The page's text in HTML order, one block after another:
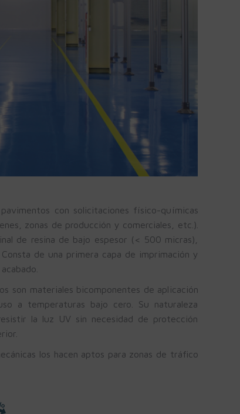
con solicitaciones físico-químicas
zonas de producción y comerciales, etc.).
de resina de bajo espesor (< 500 micras),
de una primera capa de imprimación y
son materiales bicomponentes de aplicación
a temperaturas bajo cero. Su naturaleza
la luz UV sin necesidad de protección
los hacen aptos para zonas de tráfico